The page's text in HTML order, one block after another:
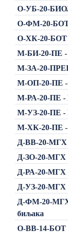
О-УБ-20-
О-ФМ-20-БОТ
О-ХК-20-БОТ
М-БИ-20-ПЕ -
М-ЗА-20-ПРЕК
М-ОП-20-ПЕ -
М-РА-20-ПЕ -
М-УЗ-20-ПЕ -
М-ХК-20-ПЕ -
Д-ВВ-20-МГХ -
Д-ЗО-20-МГХ -
Д-РА-20-МГХ -
Д-УЗ-20-МГХ -
Д-ФМ-20-МГХ
биљака
О-ВВ-14-БОТ